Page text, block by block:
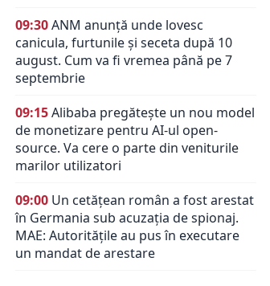
09:30ANM anunță unde lovesc
canicula, furtunile și seceta după 10
august. Cum va fi vremea până pe 7
septembrie
09:15Alibaba pregătește un nou model
de monetizare pentru AI-ul open-
source. Va cere o parte din veniturile
marilor utilizatori
09:00 Un cetățean român a fost arestat
în Germania sub acuzația de spionaj.
MAE: Autorităţile au pus în executare
un mandat de arestare